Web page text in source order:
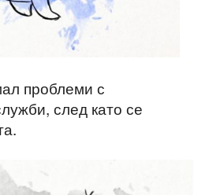
проблеми с
след като се